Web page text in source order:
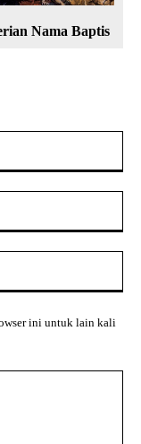
Nama Baptis
ini untuk lain kali